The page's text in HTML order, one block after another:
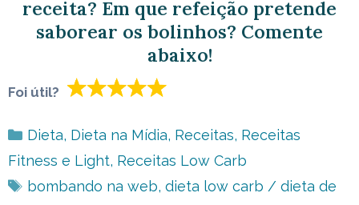
receita? Em que refeição pretende
saborear os bolinhos? Comente
abaixo!
Foi útil?
Categorias
Dieta, Dieta na Mídia, Receitas, Receitas
Fitness e Light, Receitas Low Carb
Tags
bombando na web, dieta low carb / dieta de